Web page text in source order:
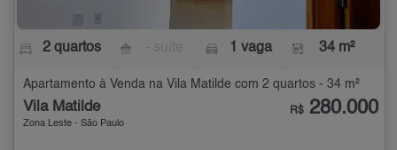
2 quartos 1 vaga 34 m²
Apartamento à Venda na Vila Matilde com 2 quartos - 34 m²
Vila Matilde
Zona Leste - São Paulo
R$ 280.000